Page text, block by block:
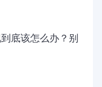
底该怎么办？别